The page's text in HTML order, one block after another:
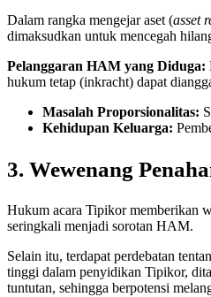
Dalam rangka mengejar aset (asset
dimaksudkan untuk mencegah
Pelanggaran HAM yang Diduga:
hukum tetap (inkracht) dapat
Masalah Proporsionalitas:
Kehidupan Keluarga:
3. Wewenang
Hukum acara Tipikor memberikan
seringkali menjadi sorotan HAM.
Selain itu, terdapat perdebatan
tinggi dalam penyidikan Tipikor,
tuntutan, sehingga berpotensi